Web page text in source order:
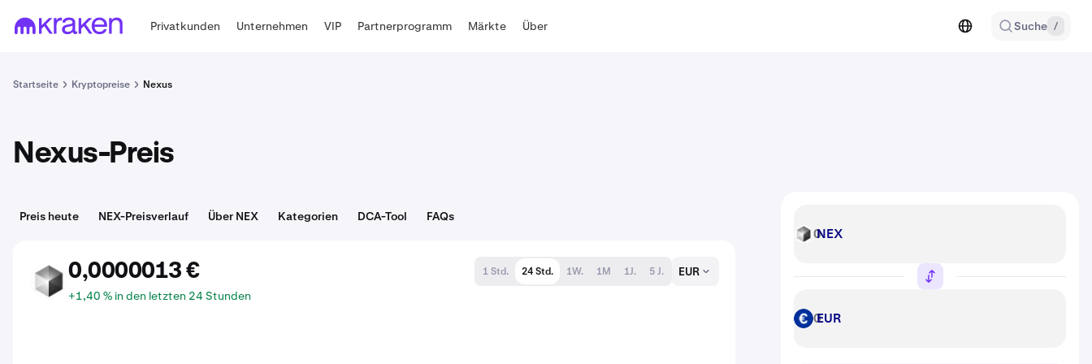
Privatkunden Unternehmen VIP Partnerprogramm Märkte Über Suche /
Startseite Kryptopreise Nexus
Nexus-Preis
Preis heute NEX-Preisverlauf Über NEX Kategorien DCA-Tool FAQs
NEX 0,0000013 €
+1,40 % in den letzten 24 Stunden
1 Std. 24 Std. 1W. 1M 1J. 5 J. EUR
NEX NEX
EUR EUR